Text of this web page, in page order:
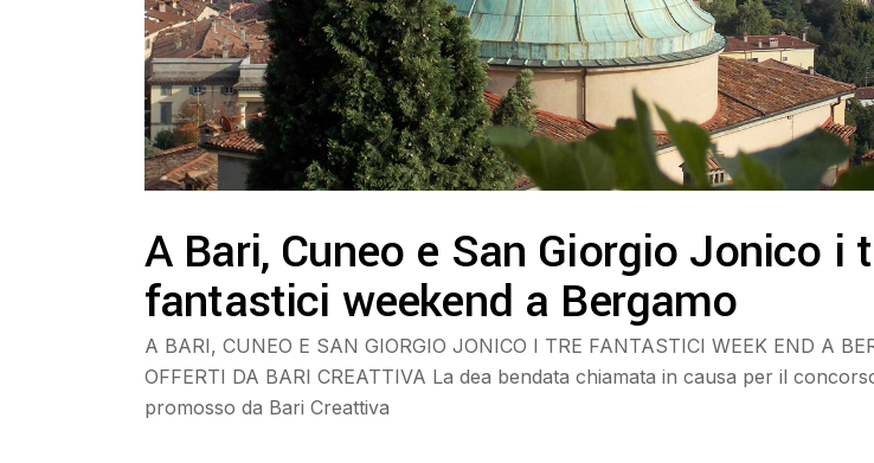
A Bari, Cuneo e San Giorgio Jonico i
fantastici weekend a Bergamo
A BARI, CUNEO E SAN GIORGIO JONICO I TRE FANTASTICI WEEK END A
OFFERTI DA BARI CREATTIVA La dea bendata chiamata in causa per il
promosso da Bari Creattiva